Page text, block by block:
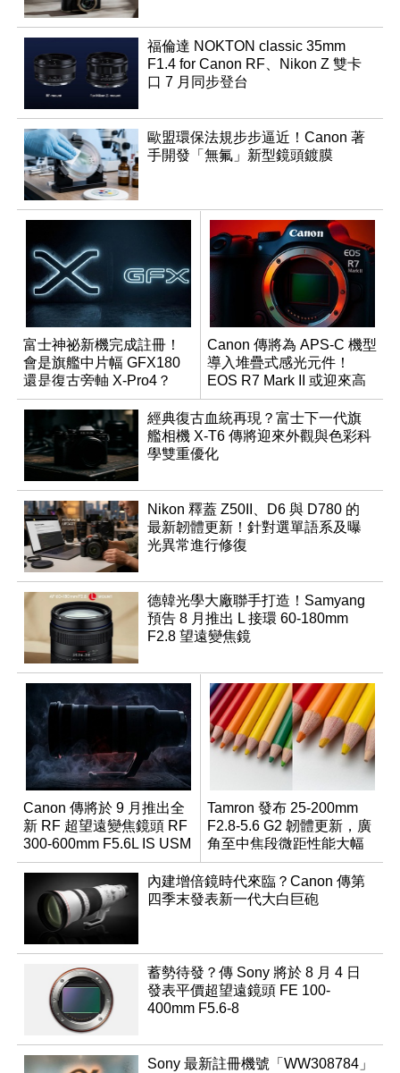
福倫達 NOKTON classic 35mm
F1.4 for Canon RF、Nikon Z 雙卡
口 7 月同步登台
歐盟環保法規步步逼近！Canon 著
手開發「無氟」新型鏡頭鍍膜
富士神祕新機完成註冊！
會是旗艦中片幅 GFX180
還是復古旁軸 X-Pro4？
Canon 傳將為 APS-C 機型
導入堆疊式感光元件！
EOS R7 Mark II 或迎來高
速讀出升級
經典復古血統再現？富士下一代旗
艦相機 X-T6 傳將迎來外觀與色彩科
學雙重優化
Nikon 釋蓋 Z50II、D6 與 D780 的
最新韌體更新！針對選單語系及曝
光異常進行修復
德韓光學大廠聯手打造！Samyang
預告 8 月推出 L 接環 60-180mm
F2.8 望遠變焦鏡
Canon 傳將於 9 月推出全
新 RF 超望遠變焦鏡頭 RF
300-600mm F5.6L IS USM
Tamron 發布 25-200mm
F2.8-5.6 G2 韌體更新，廣
角至中焦段微距性能大幅
升級
內建增倍鏡時代來臨？Canon 傳第
四季末發表新一代大白巨砲
蓄勢待發？傳 Sony 將於 8 月 4 日
發表平價超望遠鏡頭 FE 100-
400mm F5.6-8
Sony 最新註冊機號「WW308784」